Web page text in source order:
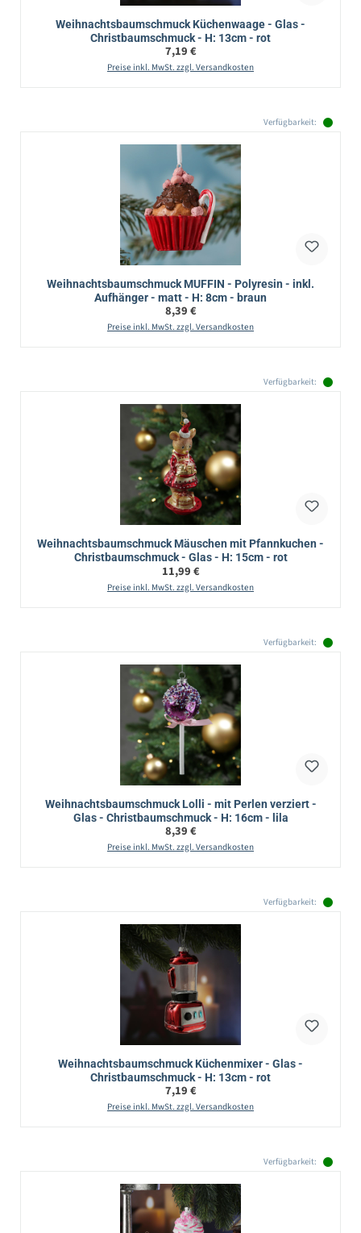
Weihnachtsbaumschmuck Küchenwaage - Glas -
Christbaumschmuck - H: 13cm - rot
Regulärer Preis:
7,19 €
Preise inkl. MwSt. zzgl. Versandkosten
Verfügbarkeit:
Weihnachtsbaumschmuck MUFFIN - Polyresin - inkl.
Aufhänger - matt - H: 8cm - braun
Regulärer Preis:
8,39 €
Preise inkl. MwSt. zzgl. Versandkosten
Verfügbarkeit:
Weihnachtsbaumschmuck Mäuschen mit Pfannkuchen -
Christbaumschmuck - Glas - H: 15cm - rot
Regulärer Preis:
11,99 €
Preise inkl. MwSt. zzgl. Versandkosten
Verfügbarkeit:
Weihnachtsbaumschmuck Lolli - mit Perlen verziert -
Glas - Christbaumschmuck - H: 16cm - lila
Regulärer Preis:
8,39 €
Preise inkl. MwSt. zzgl. Versandkosten
Verfügbarkeit:
Weihnachtsbaumschmuck Küchenmixer - Glas -
Christbaumschmuck - H: 13cm - rot
Regulärer Preis:
7,19 €
Preise inkl. MwSt. zzgl. Versandkosten
Verfügbarkeit: